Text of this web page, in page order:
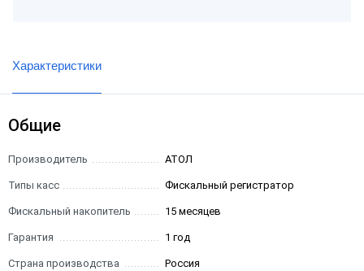
Характеристики
Общие
Производитель АТОЛ
Типы касс Фискальный регистратор
Фискальный накопитель 15 месяцев
Гарантия 1 год
Страна производства Россия